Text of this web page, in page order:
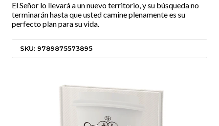
El Señor lo llevará a un nuevo territorio, y su búsqueda no
terminarán hasta que usted camine plenamente es su
perfecto plan para su vida.
SKU: 9789875573895